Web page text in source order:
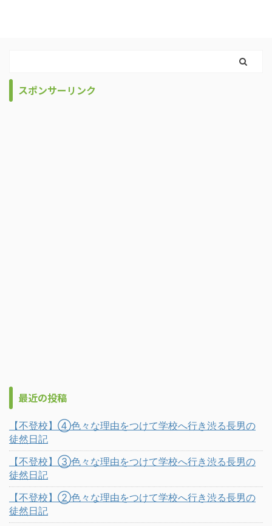
スポンサーリンク
最近の投稿
【不登校】④色々な理由をつけて学校へ行き渋る長男の
徒然日記
【不登校】③色々な理由をつけて学校へ行き渋る長男の
徒然日記
【不登校】②色々な理由をつけて学校へ行き渋る長男の
徒然日記